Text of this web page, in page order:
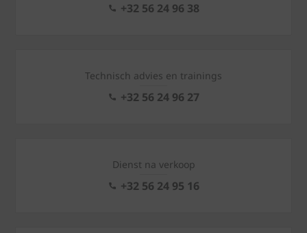
+32 56 24 96 38
Technisch advies en trainings
+32 56 24 96 27
Dienst na verkoop
+32 56 24 95 16